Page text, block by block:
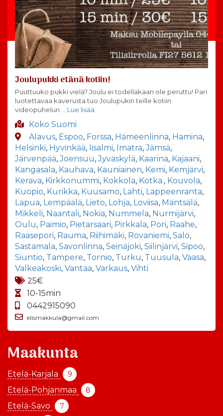
Joulupukki etänä kotiin!
Puuttuuko pukki vielä? Joulu ei todellakaan ole peruttu! Pari
luotettavaa kaverusta tuo Joulupukin teille kotiin
videopuhelun … Lue lisää
Koko Suomi
Alavus, Espoo, Forssa, Hämeenlinna, Hamina,
Helsinki, Hyvinkää, Iisalmi, Imatra,Jämsä,
Järvenpää,Joensuu,Jyväskylä, Kaarina, Kajaani,
Kangasala, Kauhava, Kauniainen, Kemi, Kemjärvi,
Kerava, Kirkkonummi, Kokkola, Kotka., Kouvola,
Kuopio, Kurikka, Kuusamo, Lahti, Lappeenranta,
Lapua, Lempäälä, Lieto, Lohja, Loviisa, Mäntsälä,
Mikkeli, Naantali, Nokia, Nummela, Nurmijärvi,
Oulu, Paimio, Pietarsaari, Pirkkala, Pori, Raahe,
Raasepori, Rauma, Riihimäki, Rovaniemi, Salo,
Sastamala, Savonlinna, Seinäjoki, Siilinjärvi, Sipoo,
Siuntio, Tampere, Tornio, Turku, Tuusula, Vaasa,
Valkeakoski, Vantaa, Varkaus, Vihti
25€
10-15min
0442915090
elismakkula@gmail.com
Maakunta
Etelä-Karjala 9
Etelä-Pohjanmaa 8
Etelä-Savo 7